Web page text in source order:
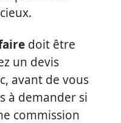
doit être
un devis
avant de vous
à demander si
commission